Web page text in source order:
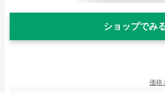
ショップでみ
価格